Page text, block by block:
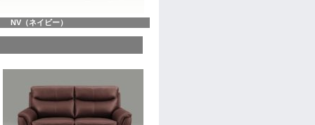
NV（ネイビー）